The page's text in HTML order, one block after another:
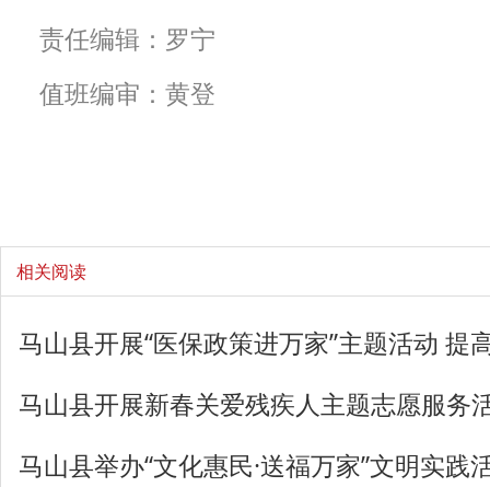
责任编辑：罗宁
值班编审：黄登
相关阅读
马山县开展“医保政策进万家”主题活动 提
马山县开展新春关爱残疾人主题志愿服务
马山县举办“文化惠民·送福万家”文明实践